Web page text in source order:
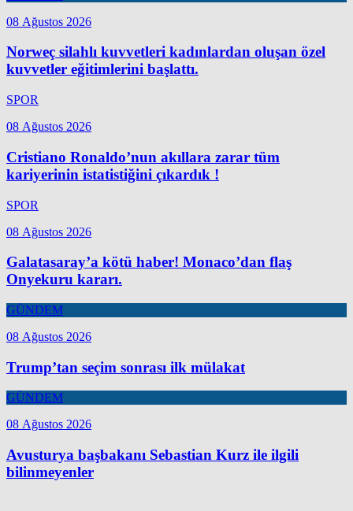
08 Ağustos 2026
Norweç silahlı kuvvetleri kadınlardan oluşan özel
kuvvetler eğitimlerini başlattı.
SPOR
08 Ağustos 2026
Cristiano Ronaldo’nun akıllara zarar tüm
kariyerinin istatistiğini çıkardık !
SPOR
08 Ağustos 2026
Galatasaray’a kötü haber! Monaco’dan flaş
Onyekuru kararı.
GÜNDEM
08 Ağustos 2026
Trump’tan seçim sonrası ilk mülakat
GÜNDEM
08 Ağustos 2026
Avusturya başbakanı Sebastian Kurz ile ilgili
bilinmeyenler